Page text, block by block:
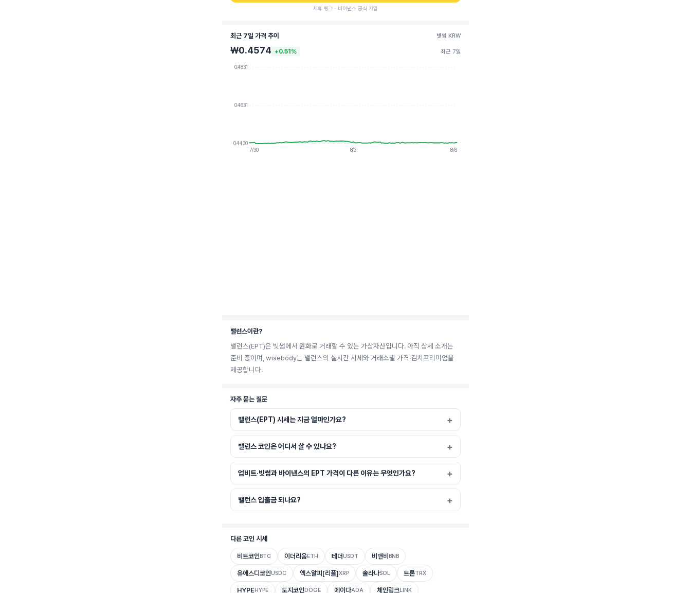
제휴 링크 · 바이낸스 공식 가입
최근 7일 가격 추이 빗썸 KRW
₩0.4574 +0.51% 최근 7일
0.4831
0.4631
0.4430
7/30
8/3 8/6
밸런스이란?
밸런스(EPT)은 빗썸에서 원화로 거래할 수 있는 가상자산입니다. 아직 상세 소개는
준비 중이며, wisebody는 밸런스의 실시간 시세와 거래소별 가격·김치프리미엄을
제공합니다.
자주 묻는 질문
밸런스(EPT) 시세는 지금 얼마인가요?
밸런스 코인은 어디서 살 수 있나요?
업비트·빗썸과 바이낸스의 EPT 가격이 다른 이유는 무엇인가요?
밸런스 입출금 되나요?
다른 코인 시세
비트코인BTC 이더리움ETH 테더USDT 비앤비 BNB
유에스디코인USDC 엑스알피[리플]XRP 솔라나SOL 트론TRX
HYPEHYPE 도지코인DOGE 에이다ADA 체인링크LINK